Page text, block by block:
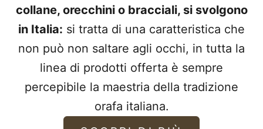
collane, orecchini o bracciali, si svolgono
in Italia: si tratta di una caratteristica che
non può non saltare agli occhi, in tutta la
linea di prodotti offerta è sempre
percepibile la maestria della tradizione
orafa italiana.